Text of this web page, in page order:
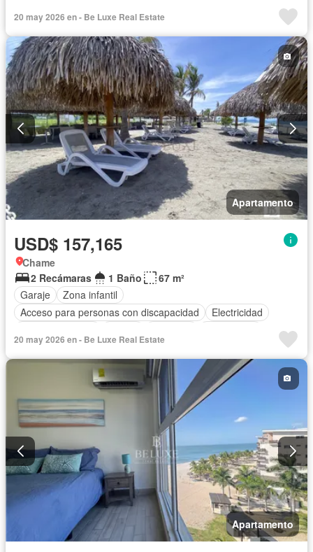
Vista panorámica
Seguridad
20 may 2026 en - Be Luxe Real Estate
Apartamento
USD$ 157,165
Chame
2 Recámaras
1 Baño
67 m²
Garaje
Zona infantil
Acceso para personas con discapacidad
Electricidad
Vista panorámica
Seguridad
20 may 2026 en - Be Luxe Real Estate
Apartamento